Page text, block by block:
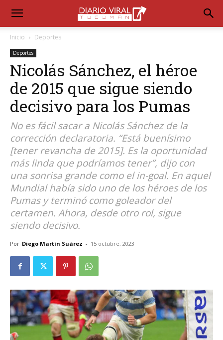
Inicio Deportes
Deportes
Nicolás Sánchez, el héroe
de 2015 que sigue siendo
decisivo para los Pumas
No es fácil sacar a Nicolás Sánchez de la
corrección declaratoria. “Está buenísimo
[tener revancha de 2015]. Es la oportunidad
más linda que podríamos tener”, dijo con
una sonrisa grande como el in-goal. En aquel
Mundial había sido uno de los héroes de los
Pumas y terminó como goleador del
certamen. Ahora, desde otro rol, sigue
siendo decisivo.
Por Diego Martín Suárez - 15 octubre, 2023